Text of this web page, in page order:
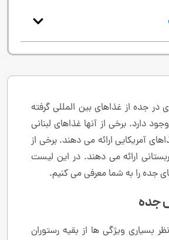
در جده از غذاهای بین المللی گرفته
دارد. برخی از آنها غذاهای لبنانی
آمریکایی ارائه می دهند. برخی از
ارائه می دهند. در این لیست
جده را به شما معرفی می کنیم.
جده
بسیاری ویژگی ها از بقیه رستوران